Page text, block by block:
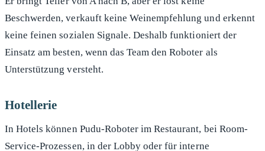
Beschwerden, verkauft keine Weinempfehlung und erkennt
keine feinen sozialen Signale. Deshalb funktioniert der
Einsatz am besten, wenn das Team den Roboter als
Unterstützung versteht.
Hotellerie
In Hotels können Pudu-Roboter im Restaurant, bei Room-
Service-Prozessen, in der Lobby oder für interne